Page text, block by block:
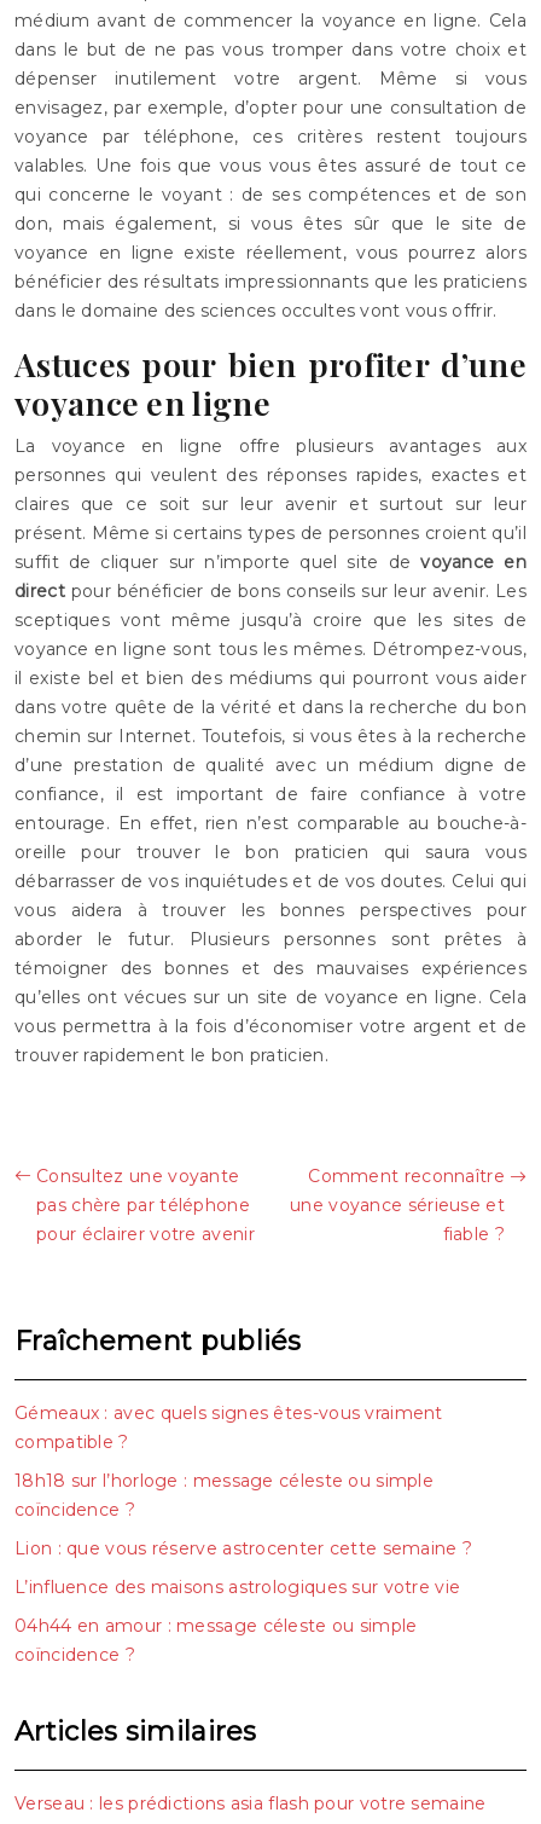
médium avant de commencer la voyance en ligne. Cela
dans le but de ne pas vous tromper dans votre choix et
dépenser inutilement votre argent. Même si vous
envisagez, par exemple, d’opter pour une consultation de
voyance par téléphone, ces critères restent toujours
valables. Une fois que vous vous êtes assuré de tout ce
qui concerne le voyant : de ses compétences et de son
don, mais également, si vous êtes sûr que le site de
voyance en ligne existe réellement, vous pourrez alors
bénéficier des résultats impressionnants que les praticiens
dans le domaine des sciences occultes vont vous offrir.
Astuces pour bien profiter d’une
voyance en ligne
La voyance en ligne offre plusieurs avantages aux
personnes qui veulent des réponses rapides, exactes et
claires que ce soit sur leur avenir et surtout sur leur
présent. Même si certains types de personnes croient qu’il
suffit de cliquer sur n’importe quel site devoyance en
directpour bénéficier de bons conseils sur leur avenir. Les
sceptiques vont même jusqu’à croire que les sites de
voyance en ligne sont tous les mêmes. Détrompez-vous,
il existe bel et bien des médiums qui pourront vous aider
dans votre quête de la vérité et dans la recherche du bon
chemin sur Internet. Toutefois, si vous êtes à la recherche
d’une prestation de qualité avec un médium digne de
confiance, il est important de faire confiance à votre
entourage. En effet, rien n’est comparable au bouche-à-
oreille pour trouver le bon praticien qui saura vous
débarrasser de vos inquiétudes et de vos doutes. Celui qui
vous aidera à trouver les bonnes perspectives pour
aborder le futur. Plusieurs personnes sont prêtes à
témoigner des bonnes et des mauvaises expériences
qu’elles ont vécues sur un site de voyance en ligne. Cela
vous permettra à la fois d’économiser votre argent et de
trouver rapidement le bon praticien.
Consultez une voyante
pas chère par téléphone
pour éclairer votre avenir
Comment reconnaître
une voyance sérieuse et
fiable ?
Fraîchement publiés
Gémeaux : avec quels signes êtes-vous vraiment
compatible ?
18h18 sur l’horloge : message céleste ou simple
coïncidence ?
Lion : que vous réserve astrocenter cette semaine ?
L’influence des maisons astrologiques sur votre vie
04h44 en amour : message céleste ou simple
coïncidence ?
Articles similaires
Verseau : les prédictions asia flash pour votre semaine